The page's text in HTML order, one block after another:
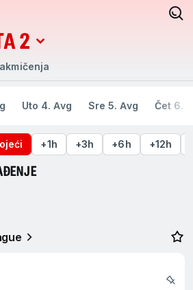
2
Uto 4. Avg Sre 5. Avg Čet 6.
+1h +3h +6h +12h